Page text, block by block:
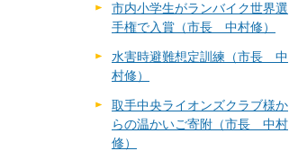
市内小学生がランバイク世界選
手権で入賞（市長 中村修）
水害時避難想定訓練（市長 中
村修）
取手中央ライオンズクラブ様か
らの温かいご寄附（市長 中村
修）